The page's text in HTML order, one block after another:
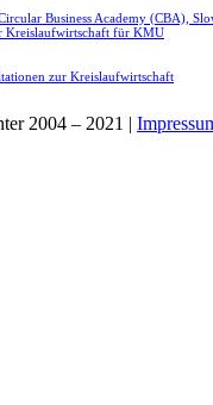
Business Academy (CBA),
Kreislaufwirtschaft für KMU
zur Kreislaufwirtschaft
2004 – 2021 |